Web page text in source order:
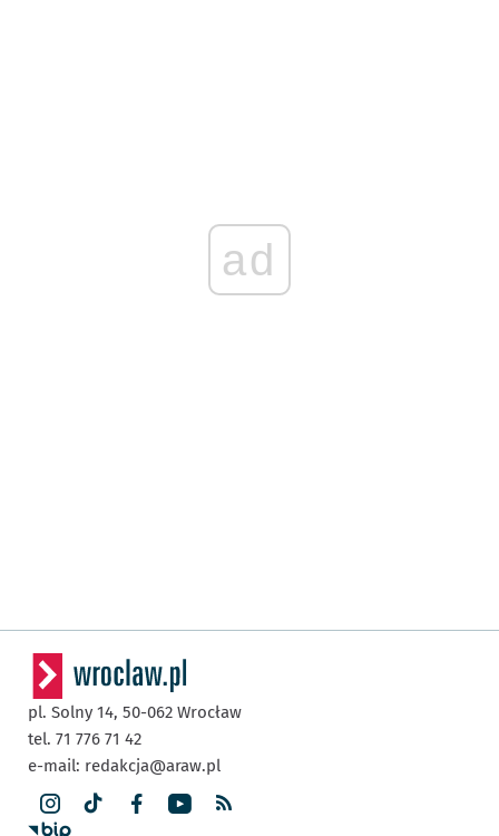
ad
pl. Solny 14, 50-062 Wrocław
tel. 71 776 71 42
e-mail: redakcja@araw.pl